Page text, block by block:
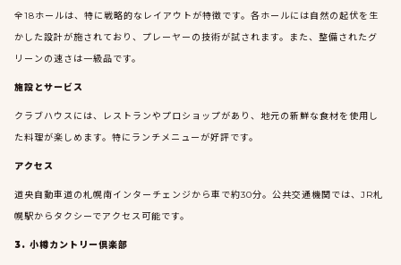
全18ホールは、特に戦略的なレイアウトが特徴です。各ホールには自然の起伏を生
かした設計が施されており、プレーヤーの技術が試されます。また、整備されたグ
リーンの速さは一級品です。
施設とサービス
クラブハウスには、レストランやプロショップがあり、地元の新鮮な食材を使用し
た料理が楽しめます。特にランチメニューが好評です。
アクセス
道央自動車道の札幌南インターチェンジから車で約30分。公共交通機関では、JR札
幌駅からタクシーでアクセス可能です。
3. 小樽カントリー倶楽部